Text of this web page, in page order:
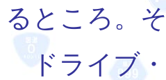
るところ。
ドライブ・